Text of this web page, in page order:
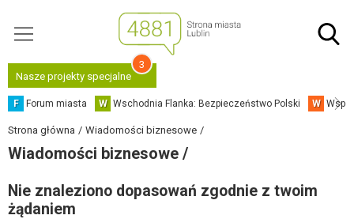
Nasze projekty specjalne
3
F Forum miasta W Wschodnia Flanka: Bezpieczeństwo Polski W
Strona główna Wiadomości biznesowe
Wiadomości biznesowe /
Nie znaleziono dopasowań zgodnie z twoim
żądaniem